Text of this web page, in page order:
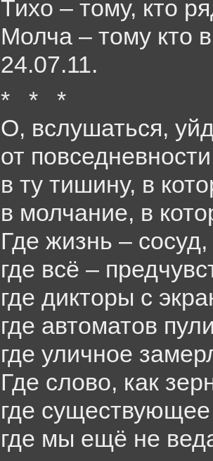
Тихо – тому, кто
Молча – тому кто
24.07.11.
* * *
О, вслушаться,
от
в ту тишину, в
в молчание, в
Где жизнь –
где всё –
где дикторы с
где автоматов
где уличное
Где слово, как
где
где мы ещё не